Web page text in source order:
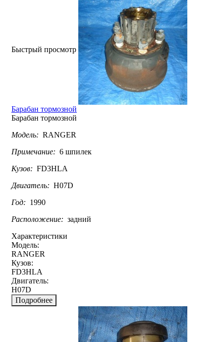
Быстрый просмотр
Барабан тормозной
Барабан тормозной
Модель: RANGER
Примечание: 6 шпилек
Кузов: FD3HLA
Двигатель: H07D
Год: 1990
Расположение: задний
Характеристики
Модель:
RANGER
Кузов:
FD3HLA
Двигатель:
H07D
Подробнее